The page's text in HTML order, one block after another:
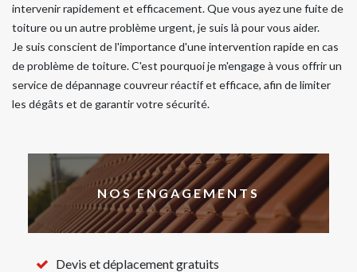
intervenir rapidement et efficacement. Que vous ayez une fuite de
toiture ou un autre problème urgent, je suis là pour vous aider.
Je suis conscient de l'importance d'une intervention rapide en cas
de problème de toiture. C'est pourquoi je m'engage à vous offrir un
service de dépannage couvreur réactif et efficace, afin de limiter
les dégâts et de garantir votre sécurité.
NOS ENGAGEMENTS
Devis et déplacement gratuits